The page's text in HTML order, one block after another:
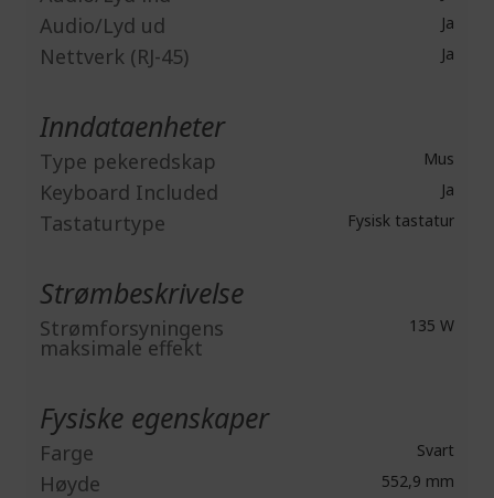
Audio/Lyd ud Ja
Nettverk (RJ-45) Ja
Inndataenheter
Type pekeredskap Mus
Keyboard Included Ja
Tastaturtype Fysisk tastatur
Strømbeskrivelse
Strømforsyningens
maksimale effekt
135 W
Fysiske egenskaper
Farge Svart
Høyde 552,9 mm